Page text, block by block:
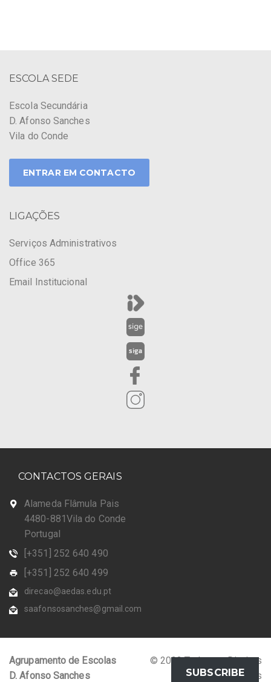
ESCOLA SEDE
Escola Secundária
D. Afonso Sanches
Vila do Conde
ENTRAR EM CONTACTO
LIGAÇÕES
Serviços Administrativos
Office 365
Email Institucional
CONTACTOS GERAIS
Alameda Flâmula Pais
4480-881Vila do Conde
Portugal
[+351] 252 640 490
[+351] 252 640 499
direcao@aedas.edu.pt
saafonsosanches@gmail.com
Agrupamento de Escolas
D. Afonso Sanches
© 2023 Todos os Direitos
Reservados
SUBSCRIBE